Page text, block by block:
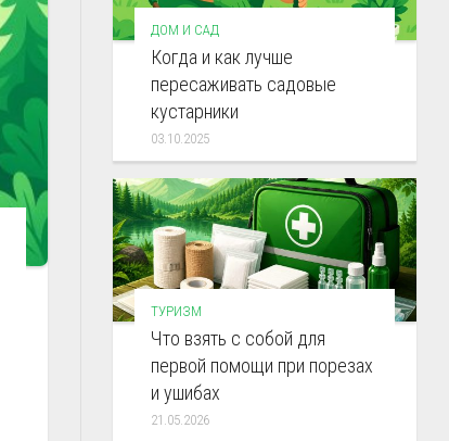
ДОМ И САД
Когда и как лучше
пересаживать садовые
кустарники
03.10.2025
ТУРИЗМ
Что взять с собой для
первой помощи при порезах
и ушибах
21.05.2026